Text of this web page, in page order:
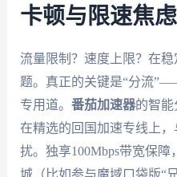
卡顿与限速焦虑
流量限制？速度上限？在
题。真正的关键是“分流
专用道。 番茄加速器的智能
在精选的回国加速专线上
扰。独享100Mbps带宽保
城（比如参与魔域口袋版“